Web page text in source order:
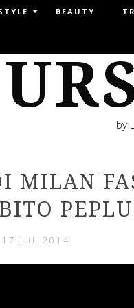
BEAUTY
by
MILAN
17 JUL 2014